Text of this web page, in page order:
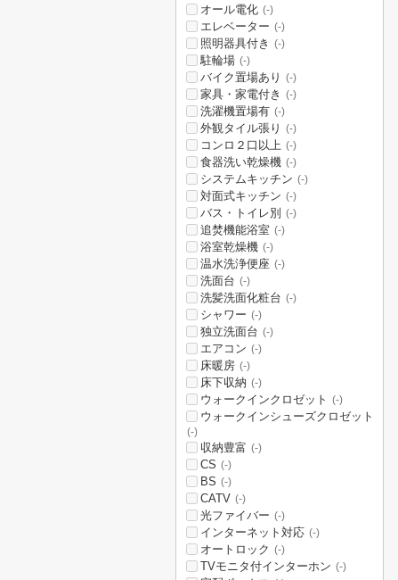
オール電化 (-)
エレベーター (-)
照明器具付き (-)
駐輪場 (-)
バイク置場あり (-)
家具・家電付き (-)
洗濯機置場有 (-)
外観タイル張り (-)
コンロ２口以上 (-)
食器洗い乾燥機 (-)
システムキッチン (-)
対面式キッチン (-)
バス・トイレ別 (-)
追焚機能浴室 (-)
浴室乾燥機 (-)
温水洗浄便座 (-)
洗面台 (-)
洗髪洗面化粧台 (-)
シャワー (-)
独立洗面台 (-)
エアコン (-)
床暖房 (-)
床下収納 (-)
ウォークインクロゼット (-)
ウォークインシューズクロゼット
(-)
収納豊富 (-)
CS (-)
BS (-)
CATV (-)
光ファイバー (-)
インターネット対応 (-)
オートロック (-)
TVモニタ付インターホン (-)